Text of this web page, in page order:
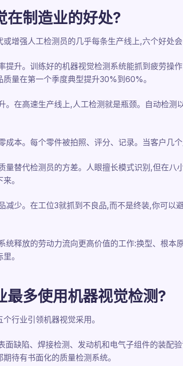
在制造业的好处?
增强人工检测员的几乎每条生产线上,六个好处会
提升。训练好的机器视觉检测系统能抓到疲劳操
质量在第一个季度典型提升30%到60%。
。在高速生产线上,人工检测就是瓶颈。自动检
成本。每个零件被拍照、评分、记录。当客户几
量替代检测员的方差。人眼擅长模式识别,但在
。
减少。在工位3就抓到不良品,而不是终装,你可以
统释放的劳动力流向更高价值的工作:换型、根
。
最多使用机器视觉检测?
行业引领机器视觉采用。
面缺陷、焊接检测、发动机和电气子组件的装配
待有书面化的质量检测系统。